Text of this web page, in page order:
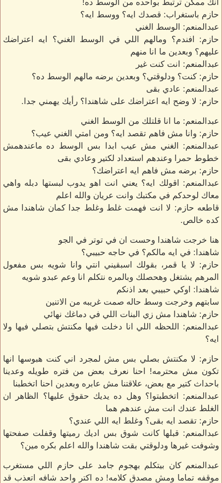
انك ممكن ترتبط بواحده من الوسط ده!
حازم باستغراب: قصدك ايه؟ ووسط ايه؟
عبدالمنعم: الوسط الغني
حازم: افندم؟ ومالهم اللي في الوسط الغني؟ ايه اعتراضك
عليهم؟ وبعدين ما انا منهم
عبدالمنعم: انت كنت غير
حازم: كنت؟ ودلوقتي؟ وبعدين برضه مالهم الوسط ده؟
عبدالمنعم: عادي بقى
حازم: لا وضح ايه اعتراضك على شاهندا؟ رأيك يهمني جدا.
عبدالمنعم: ما انا قلتلك من الوسط الغني
حازم: وانا مش فاهم تقصد ايه؟ ومن امتي الغني عيب؟
عبدالمنعم: الغني مش عيب ابدا بس الوسط ده ماعندهمش
خطوط حمرا وعندهم استعداد لكتير وعادي بقى
حازم: برضه مش فاهم ايه اعتراضك؟
عبدالمنعم: اقولك ايه؟ يعني انت اهو يدوب لبستها دبله واهي
معاك لوحدكم في مكتبك وانت عريان والله اعلم
قاطعه حازم: لا انت فهمت غلط وغلط جدا كمان شاهندا مش
كده خالص.
هنا خرجت شاهندا وحست ان في توتر في الجو
شاهندا: في ايه مالكم؟ في حاجه حبيبي؟
حازم: لا يا قمر، بقولك اسبقيني انتي وانا شويه بس مفعول
المرهم يشتغل وهحصلك وبالمره نتكلم انا وعم عبدو شويه
شاهندا: اوكي حبيبي بعد اذنكم
سابتهم وخرجت وسط حاله صمت غريبه من الاتنين
حازم: شاهندا مش زي البنات اللي في دماغك نهائي
عبدالمنعم: اللحظه اللي انا دخلت فيها مكنتش بتصلي فيها ولا
ايه؟
حازم: لا مكنتش بصلي بس مش لمجرد اني كنت هبوسها انها
تكون مش محترمه! احنا نعرف بعض من فتره طويله وعدينا
باحداث كتير مع بعض، علاقتنا مش عابره وبعدين احنا اتخطبنا
عبدالمنعم: اتخطبتوا؟ وهل ده يديك حقوق عليها؟ الظاهر ان
الغلط عندك انت مش عندهم هما
حازم: تقصد ايه بقى؟ وغلط ايه اللي عندي؟
عبدالمنعم: قبلها كانت شوق بس اديك رميتها وقفلت صفحتها
وشوفت غيرها ودلوقتي بقت شاهندا والله اعلم بكره مين؟
عبدالمنعم كان بيتكلم بهجوم جامد على حازم اللي مستغرب
موقفه تماما ومش مصدق كلامه! ده اكتر واحد شافه اتعذب قد